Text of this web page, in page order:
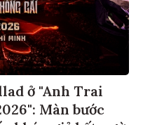
ở "Anh Trai
Màn bước